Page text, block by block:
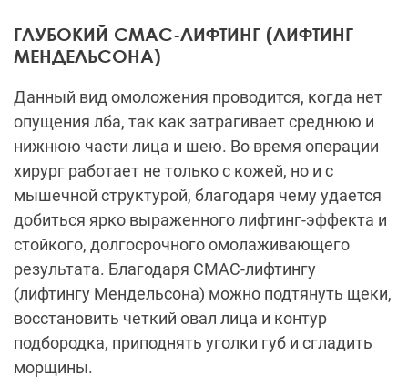
ГЛУБОКИЙ СМАС-ЛИФТИНГ (ЛИФТИНГ
МЕНДЕЛЬСОНА)
Данный вид омоложения проводится, когда нет
опущения лба, так как затрагивает среднюю и
нижнюю части лица и шею. Во время операции
хирург работает не только с кожей, но и с
мышечной структурой, благодаря чему удается
добиться ярко выраженного лифтинг-эффекта и
стойкого, долгосрочного омолаживающего
результата. Благодаря СМАС-лифтингу
(лифтингу Мендельсона) можно подтянуть щеки,
восстановить четкий овал лица и контур
подбородка, приподнять уголки губ и сгладить
морщины.